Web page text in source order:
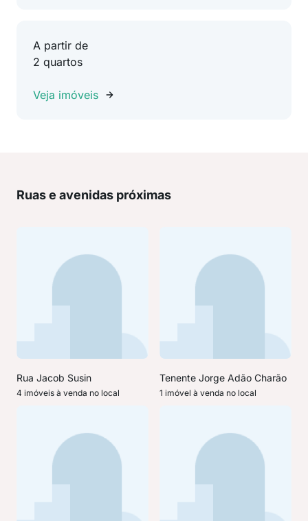
A partir de
2 quartos
Veja imóveis
Ruas e avenidas próximas
Rua Jacob Susin
4 imóveis à venda no local
Tenente Jorge Adão Charão
1 imóvel à venda no local